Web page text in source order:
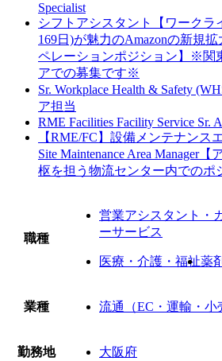
Specialist
シフトアシスタント【ワークラ
169日)が魅力のAmazonの新規
ペレーションポジション】※関
アでの募集です※
Sr. Workplace Health & Safety
ア担当
RME Facilities Facility Service Sr.
【RME/FC】設備メンテナンス
Site Maintenance Area Manager
枢を担う物流センター内でのポ
職種
営業アシスタント・
ーサービス
医療・介護・福祉薬
業種 流通（EC・運輸・小
勤務地 大阪府